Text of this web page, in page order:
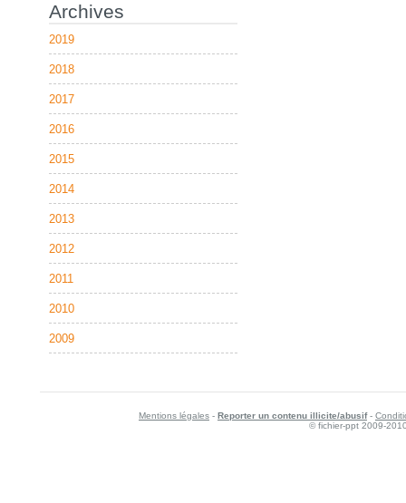
Archives
2019
2018
2017
2016
2015
2014
2013
2012
2011
2010
2009
Mentions légales - Reporter un contenu illicite/abusif-
© fichier-ppt 2009-